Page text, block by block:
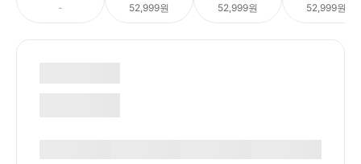
- 52,999원 52,999원 52,999원